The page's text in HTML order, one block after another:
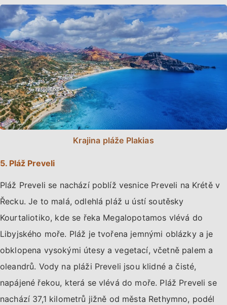
Krajina pláže Plakias
5. Pláž Preveli
Pláž Preveli se nachází poblíž vesnice Preveli na Krétě v
Řecku. Je to malá, odlehlá pláž u ústí soutěsky
Kourtaliotiko, kde se řeka Megalopotamos vlévá do
Libyjského moře. Pláž je tvořena jemnými oblázky a je
obklopena vysokými útesy a vegetací, včetně palem a
oleandrů. Vody na pláži Preveli jsou klidné a čisté,
napájené řekou, která se vlévá do moře. Pláž Preveli se
nachází 37,1 kilometrů jižně od města Rethymno, podél